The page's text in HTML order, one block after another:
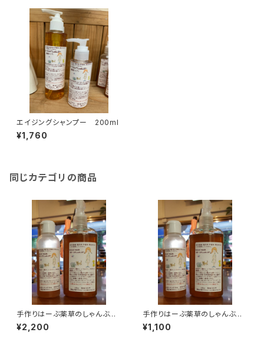
エイジングシャンプー 200ml
¥1,760
同じカテゴリの商品
手作りはーぶ薬草のしゃんぶ
ー 200ml
¥2,200
手作りはーぶ薬草のしゃんぶ
ー 100ml
¥1,100